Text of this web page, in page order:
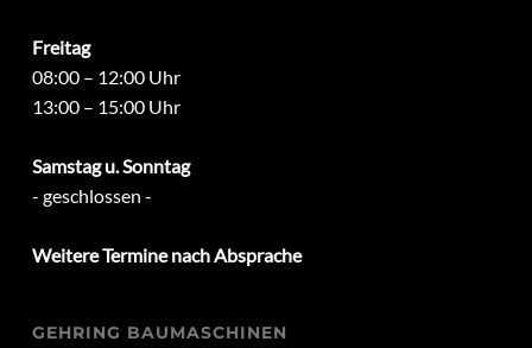
Freitag
08:00 – 12:00 Uhr
13:00 – 15:00 Uhr
Samstag u. Sonntag
- geschlossen -
Weitere Termine nach Absprache
GEHRING BAUMASCHINEN